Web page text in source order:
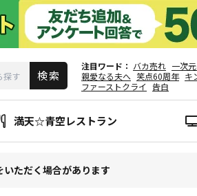
注目ワード バカ売れ 一次
親愛なる夫へ 笑点60周年 キ
ファーストクライ
告白
満天☆青空レストラン
ただく場合があります